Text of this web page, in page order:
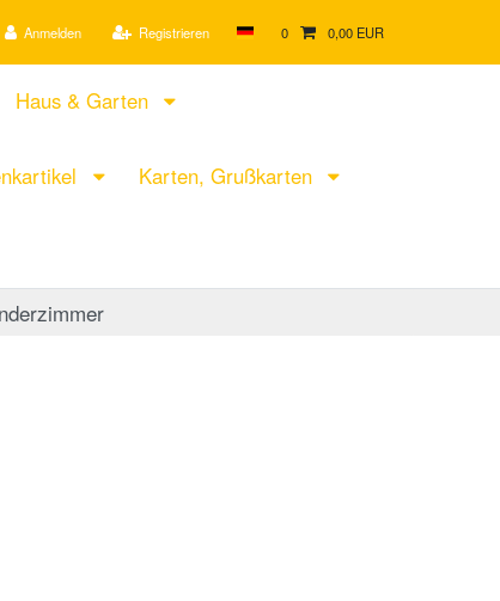
Anmelden Registrieren 0 0,00 EUR
Haus & Garten
Karten, Grußkarten